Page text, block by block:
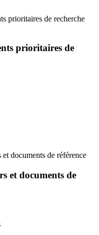
prioritaires de recherche
prioritaires de
documents de référence
et documents de